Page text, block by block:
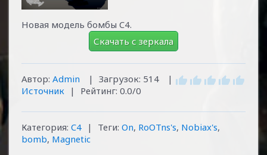
Новая модель бомбы C4.
Скачать с зеркала
Автор: Admin | Загрузок: 514
|
Источник | Рейтинг: 0.0/0
Категория: C4 | Теги: On, RoOTns's, Nobiax's,
bomb, Magnetic